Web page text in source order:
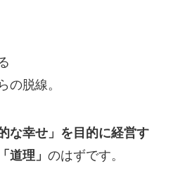
の脱線。
な幸せ」を目的に経営す
道理」 のはずです。